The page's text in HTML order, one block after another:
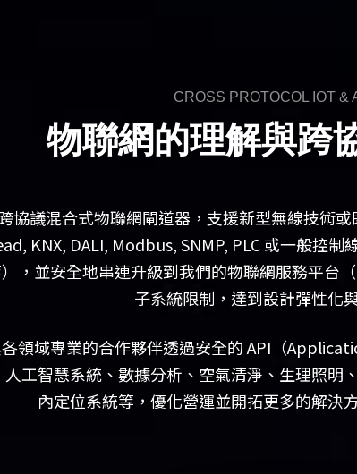
CROSS PROTOCOL IOT &
物聯網的理解與跨
協議混合式物聯網閘道器，支援新型無線技術
KNX, DALI, Modbus, SNMP, PLC 或一般控
，並安全地串連升級到我們的物聯網服務平台
子系統限制，達到設計彈性化
領域專業的合作夥伴透過安全的 API（
工智慧系統、數據分析、空氣清淨、生理照明
內定位系統等，優化營運並開拓更多的解決